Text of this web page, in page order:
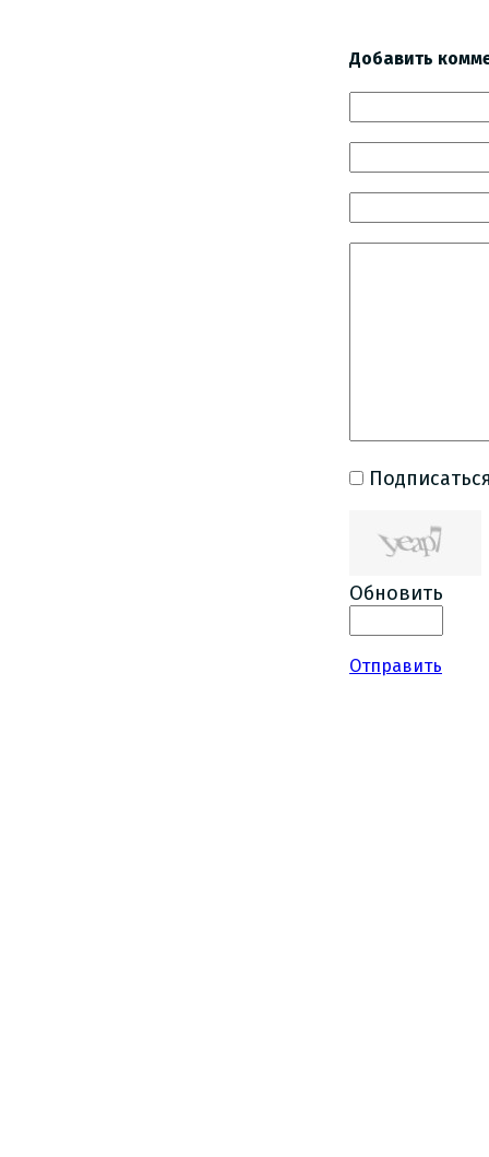
Добавить
Обновить
Отправить